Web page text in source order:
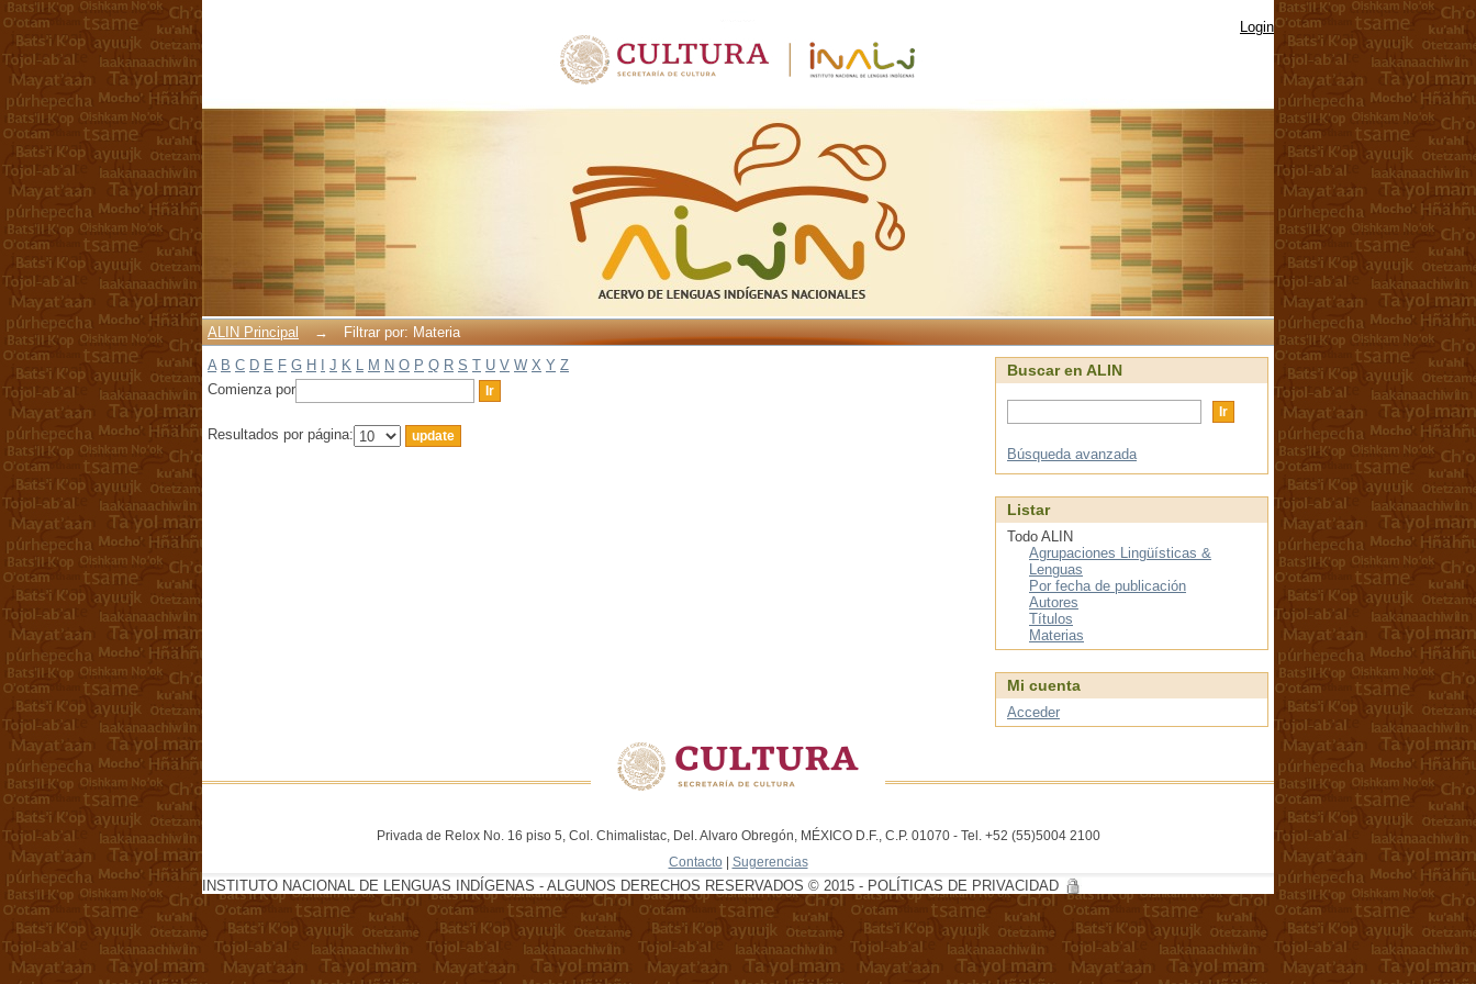
Login
ALIN Principal →
Filtrar por: Materia
A B C D E F G H J K L M N O P Q R S T U V W X Y Z
Comienza por
Resultados por página:
Buscar en ALIN
Búsqueda avanzada
Listar
Todo ALIN
Agrupaciones Lingüísticas &
Lenguas
Por fecha de publicación
Autores
Títulos
Materias
Mi cuenta
Acceder
Privada de Relox No. 16 piso 5, Col. Chimalistac, Del. Alvaro Obregón, MÉXICO D.F., C.P. 01070 - Tel. +52 (55)5004 2100
Contacto | Sugerencias
INSTITUTO NACIONAL DE LENGUAS INDÍGENAS - ALGUNOS DERECHOS RESERVADOS © 2015 - POLÍTICAS DE PRIVACIDAD